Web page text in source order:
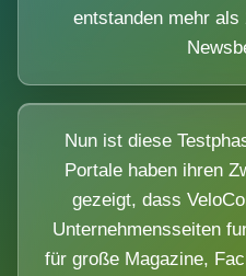
entstanden mehr
Nun ist diese
Portale haben ihren
gezeigt, dass
Unternehmensseiten
für große Magazine,